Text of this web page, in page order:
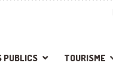
PUBLICS TOURISME